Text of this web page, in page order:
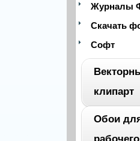
Журналы
Скачать
Софт
клипарт
Обои